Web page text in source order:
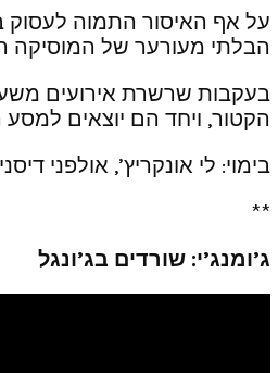
על אף האיסור התמוה לעסוק
הבלתי מעורער של המוסיקה
בעקבות שרשרת אירועים
הקטור, ויחד הם יוצאים
בימוי: לי אונקריץ’, אולפני דיסני-
**
ג’ומנג’י: שורדים בג’ונגל